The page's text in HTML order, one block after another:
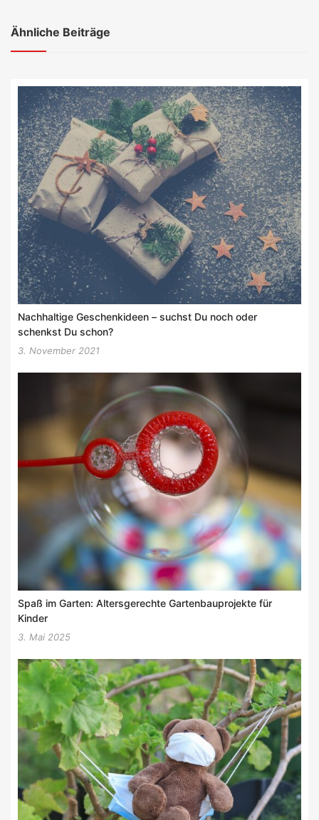
Ähnliche Beiträge
Nachhaltige Geschenkideen – suchst Du noch oder
schenkst Du schon?
3. November 2021
Spaß im Garten: Altersgerechte Gartenbauprojekte für
Kinder
3. Mai 2025